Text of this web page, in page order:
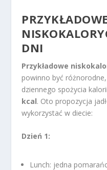
PRZYKŁADOWE
DNI
Przykładowe
powinno być
dziennego spożycia
kcal. Oto propozycja
wykorzystać w diecie:
Dzień 1:
Lunch: jedna